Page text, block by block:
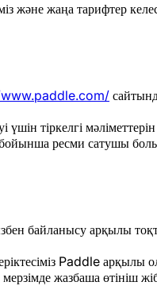
және жаңа тарифтер
тіркелгі
ресми сатушы
байланысу арқылы
Paddle арқылы
жазбаша өтініш